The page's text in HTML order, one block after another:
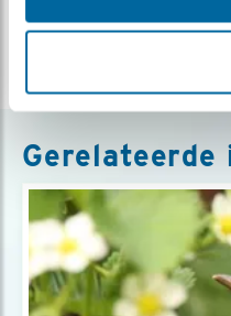
Deel dit bericht
Gerelateerde